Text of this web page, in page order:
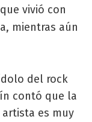
vivió con
mientras aún
del rock
contó que la
es muy